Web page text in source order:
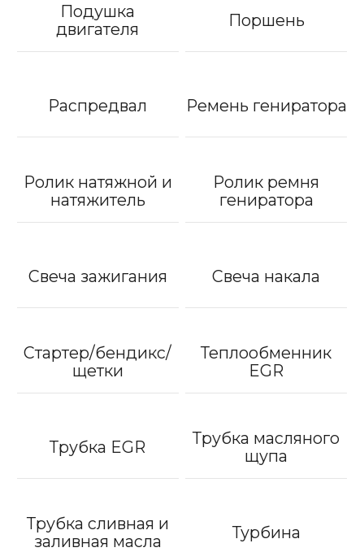
Подушка
двигателя
Поршень
Распредвал Ремень гениратора
Ролик натяжной и
натяжитель
Ролик ремня
гениратора
Свеча зажигания Свеча накала
Стартер/бендикс/
щетки
Теплообменник
EGR
Трубка EGR
Трубка масляного
щупа
Трубка сливная и
заливная масла
Турбина